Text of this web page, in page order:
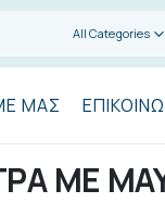
All Categories
ΜΑΣ
ΜΕ